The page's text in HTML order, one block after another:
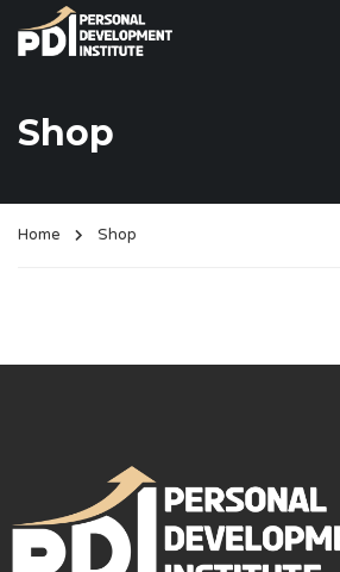
Shop
Home Shop